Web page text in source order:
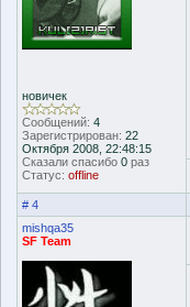
новичек
Сообщений: 4
Зарегистрирован: 22
Октября 2008, 22:48:15
Сказали спасибо 0 раз
Статус: offline
# 4
mishqa35
SF Team